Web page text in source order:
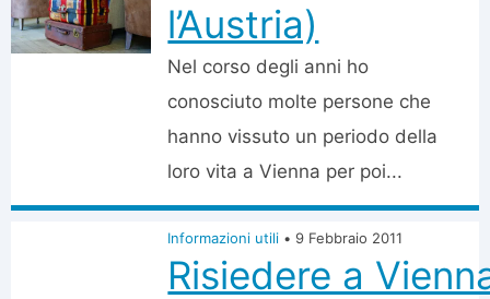
l’Austria)
Nel corso degli anni ho
conosciuto molte persone che
hanno vissuto un periodo della
loro vita a Vienna per poi...
Informazioni utili • 9 Febbraio 2011
Risiedere a